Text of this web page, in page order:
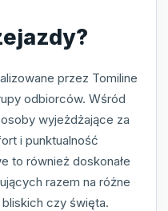
przez Tomiline
odbiorców. Wśród
wyjeżdżające za
i punktualność
to również doskonałe
razem na różne
czy święta.